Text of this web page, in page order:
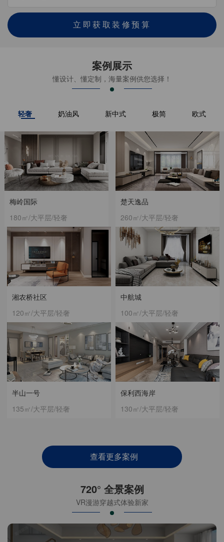
立即获取装修预算
案例展示
懂设计、懂定制，海量案例供您选择！
轻奢 奶油风 新中式 极简 欧式
梅岭国际
180㎡/大平层/轻奢
楚天逸品
260㎡/大平层/轻奢
中航城
100㎡/大平层/轻奢
湘农桥社区
120㎡/大平层/轻奢
保利西海岸
130㎡/大平层/轻奢
半山一号
135㎡/大平层/轻奢
查看更多案例
720° 全景案例
VR漫游穿越式体验新家